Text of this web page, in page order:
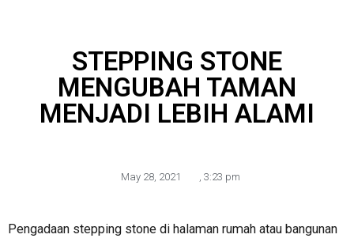
STEPPING STONE
MENGUBAH TAMAN
MENJADI LEBIH ALAMI
May 28, 2021 3:23 pm
Pengadaan stepping stone di halaman rumah atau bangunan